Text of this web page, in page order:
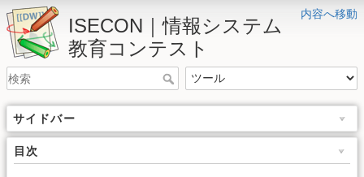
内容へ移動
ISECON｜情報システム
教育コンテスト
サイドバー
目次